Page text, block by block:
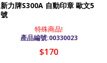
新力牌S300A 自動印章 歐文5
號
特殊商品!
產品編號:00330023
$170